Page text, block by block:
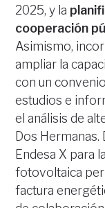
2025, y la
cooperación
Asimismo,
ampliar la
con un
estudios e
el análisis de
Dos Hermanas.
Endesa X para
fotovoltaica
factura